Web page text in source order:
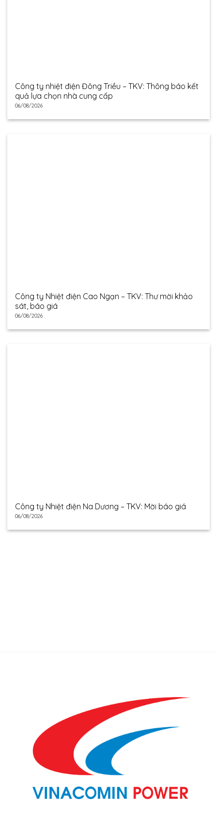
Công ty nhiệt điện Đông Triều – TKV: Thông báo kết
quả lựa chọn nhà cung cấp
06/08/2026
Công ty Nhiệt điện Cao Ngạn – TKV: Thư mời khảo
sát, báo giá
06/08/2026
Công ty Nhiệt điện Na Dương – TKV: Mời báo giá
06/08/2026